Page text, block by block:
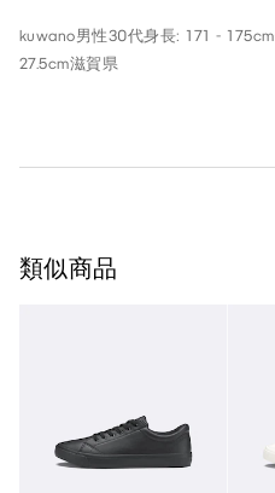
kuwano男性30代身長: 171 - 175cm
27.5cm滋賀県
類似商品